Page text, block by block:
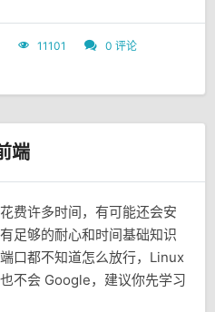
11101
0 评论
端
费许多时间，有可能还会安
足够的耐心和时间基础知识
口都不知道怎么放行，Linux
不会 Google，建议你先学习